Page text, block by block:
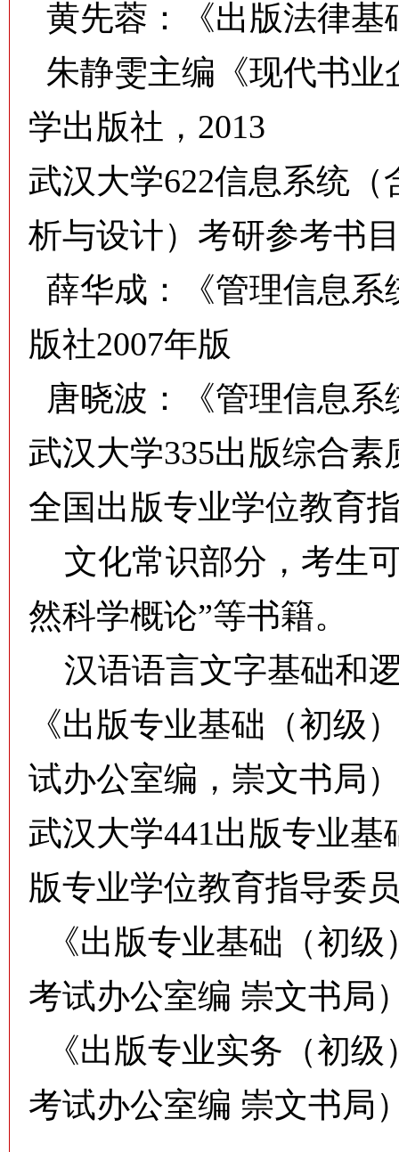
黄先蓉：《出版法律基
朱静雯主编《现代书
学出版社，2013
武汉大学622信息系统
析与设计）考研参考书
薛华成：《管理信息
版社2007年版
唐晓波：《管理信息系
武汉大学335出版综合
全国出版专业学位教育
文化常识部分，考生
然科学概论”等书籍。
汉语语言文字基础和
《出版专业基础（初级
试办公室编，崇文书局
武汉大学441出版专业
版专业学位教育指导委
《出版专业基础（初
考试办公室编 崇文书局
《出版专业实务（初
考试办公室编 崇文书局